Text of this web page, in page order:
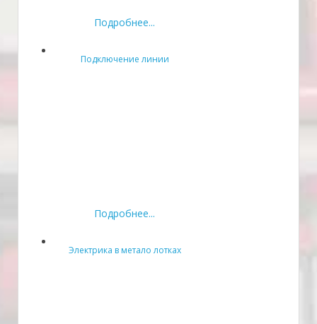
Подробнее...
Подключение линии
Подробнее...
Электрика в метало лотках